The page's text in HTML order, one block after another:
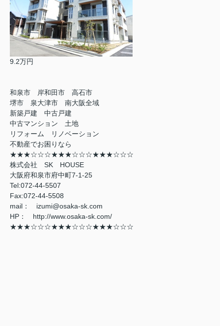
9.2万円
和泉市 岸和田市 高石市
堺市 泉大津市 南大阪全域
新築戸建 中古戸建
中古マンション 土地
リフォーム リノベーション
不動産でお困りなら
★★★☆☆☆★★★☆☆☆★★★☆☆☆
株式会社 SK HOUSE
大阪府和泉市府中町7-1-25
Tel:072-44-5507
Fax:072-44-5508
mail： izumi@osaka-sk.com
HP： http://www.osaka-sk.com/
★★★☆☆☆★★★☆☆☆★★★☆☆☆